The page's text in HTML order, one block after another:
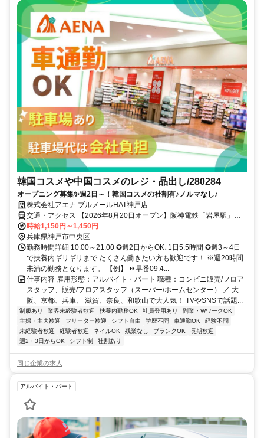
韓国コスメや中国コスメのレジ・品出し/280284
オープニング募集✨週2日～！韓国コスメの社割有♪ノルマなし♪
株式会社アエナ ブルメールHAT神戸店
交通・アクセス 【2026年8月20日オープン】阪神電鉄「岩屋駅」よ
り徒歩約10分★車通勤OK（社内規定有）→駐車場のご用意と駐車場
代はアエナが負担します！
時給1,150円～1,450円
兵庫県神戸市中央区
勤務時間詳細 10:00～21:00 ✪週2日からOK､1日5.5時間 ✪週3～4日
で扶養内ギリギリまで たくさん働きたい方も歓迎です！ ※週20時間
未満の勤務となります。 【例】 ⏩早番09:4...
仕事内容 雇用形態：アルバイト・パート 職種：コンビニ販売/フロア
スタッフ、販売/フロアスタッフ（スーパー/ホームセンター） ／ 大
阪、京都、兵庫、 滋賀、奈良、和歌山で大人気！ TVやSNSで話題...
制服あり 業界未経験者歓迎 扶養内勤務OK 社員登用あり
副業・WワークOK
主婦・主夫歓迎
フリーター歓迎 シフト自由 学歴不問 車通勤OK
経験不問
未経験者歓迎
経験者歓迎 ネイルOK 残業なし ブランクOK
長期歓迎
週2・3日からOK
シフト制 社割あり
同じ企業の求人
アルバイト・パート